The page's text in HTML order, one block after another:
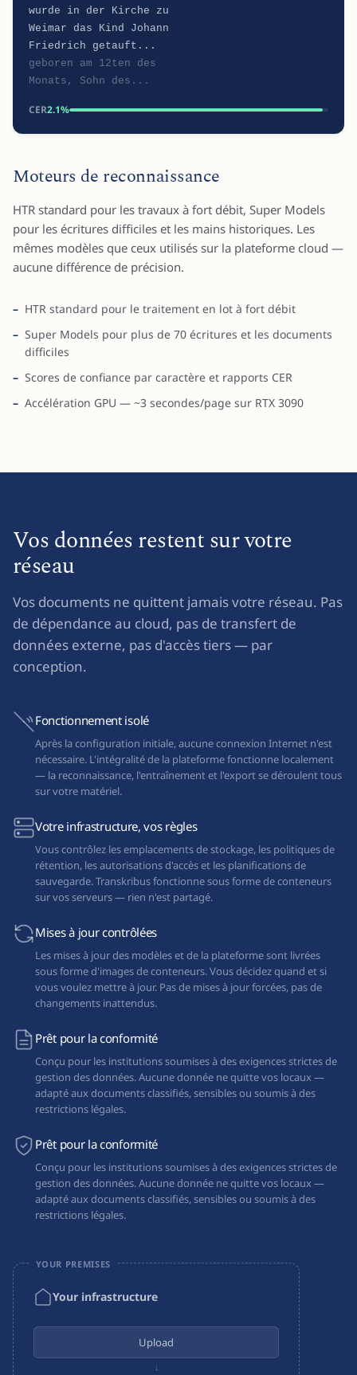
wurde in der Kirche zu
Weimar das Kind Johann
Friedrich getauft...
geboren am 12ten des
Monats, Sohn des...
CER2.1%
Moteurs de reconnaissance
HTR standard pour les travaux à fort débit, Super Models
pour les écritures difficiles et les mains historiques. Les
mêmes modèles que ceux utilisés sur la plateforme cloud —
aucune différence de précision.
HTR standard pour le traitement en lot à fort débit
Super Models pour plus de 70 écritures et les documents
difficiles
Scores de confiance par caractère et rapports CER
Accélération GPU — ~3 secondes/page sur RTX 3090
Vos données restent sur votre
réseau
Vos documents ne quittent jamais votre réseau. Pas
de dépendance au cloud, pas de transfert de
données externe, pas d'accès tiers — par
conception.
Fonctionnement isolé
Après la configuration initiale, aucune connexion Internet n'est
nécessaire. L'intégralité de la plateforme fonctionne localement
— la reconnaissance, l'entraînement et l'export se déroulent tous
sur votre matériel.
Votre infrastructure, vos règles
Vous contrôlez les emplacements de stockage, les politiques de
rétention, les autorisations d'accès et les planifications de
sauvegarde. Transkribus fonctionne sous forme de conteneurs
sur vos serveurs — rien n'est partagé.
Mises à jour contrôlées
Les mises à jour des modèles et de la plateforme sont livrées
sous forme d'images de conteneurs. Vous décidez quand et si
vous voulez mettre à jour. Pas de mises à jour forcées, pas de
changements inattendus.
Prêt pour la conformité
Conçu pour les institutions soumises à des exigences strictes de
gestion des données. Aucune donnée ne quitte vos locaux —
adapté aux documents classifiés, sensibles ou soumis à des
restrictions légales.
Prêt pour la conformité
Conçu pour les institutions soumises à des exigences strictes de
gestion des données. Aucune donnée ne quitte vos locaux —
adapté aux documents classifiés, sensibles ou soumis à des
restrictions légales.
YOUR PREMISES
Your infrastructure
Upload
↓